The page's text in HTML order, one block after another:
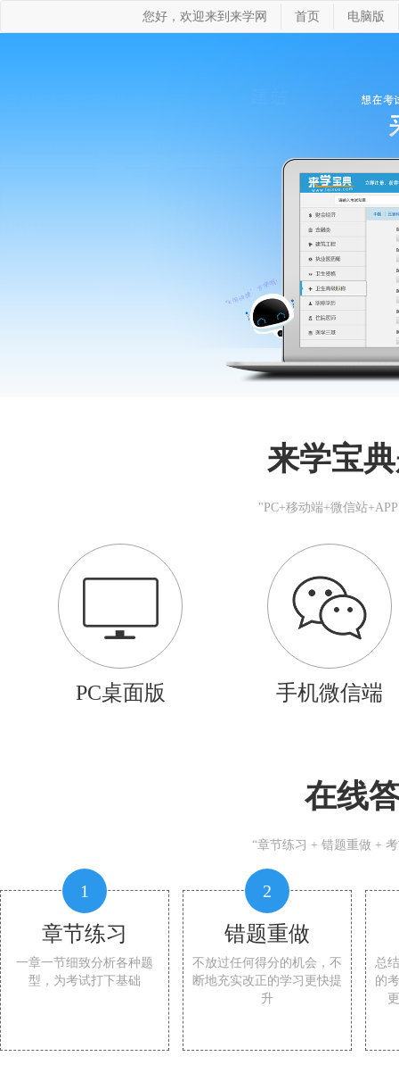
您好，欢迎来到来学网 首页 电脑版
来学宝
"PC+移动端+微信站
PC桌面版 手机微信端
在线
“章节练习 + 错题重做 +
1
章节练习
一章一节细致分析各种题
型，为考试打下基础
2
错题重做
不放过任何得分的机会，不
断地充实改正的学习更快提
升
总
的